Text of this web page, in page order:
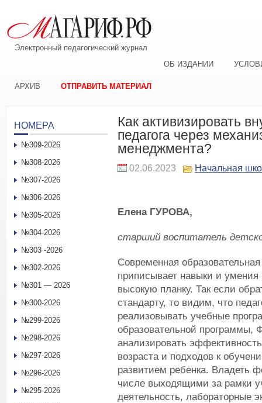
Электронный педагогический журнал
ОБ ИЗДАНИИ
АРХИВ ОТПРАВИТЬ МАТЕРИАЛ
Как активизировать
педагога через
менеджмента?
02.06.2023 Начальная
Елена ГУРОВА,
старший воспитатель
Современная
приписывает навыки и умения
высокую планку. Так если
стандарту, то видим, что
реализовывать учебные
образовательной программы,
анализировать
возраста и подходов к
развитием ребенка. Владеть
числе выходящими за рамки
деятельность, лабораторные
НОМЕРА
№309-2026
№308-2026
№307-2026
№306-2026
№305-2026
№304-2026
№303 -2026
№302-2026
№301 — 2026
№300-2026
№299-2026
№298-2026
№297-2026
№296-2026
№295-2026